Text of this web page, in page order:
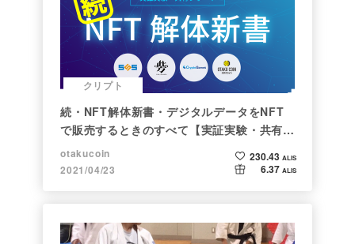
クリプト
続・NFT解体新書・デジタルデータをNFT
で販売するときのすべて【実証実験・共有レ
ポート】
otakucoin
2021/04/23
230.43 ALIS
6.37 ALIS